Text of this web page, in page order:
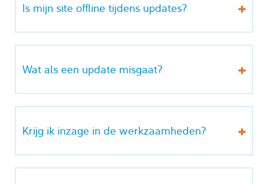
Is mijn site offline tijdens updates?
Wat als een update misgaat?
Krijg ik inzage in de werkzaamheden?